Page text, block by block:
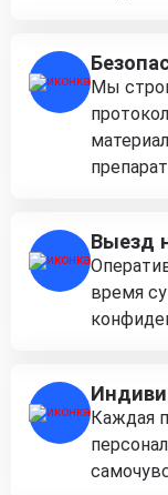
Мы
Выезд
время
Каждая